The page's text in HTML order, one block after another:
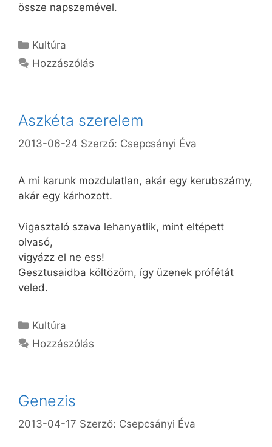
össze napszemével.
Kategória
Kultúra
Hozzászólás
Aszkéta szerelem
2013-06-24 Szerző: Csepcsányi Éva
A mi karunk mozdulatlan, akár egy kerubszárny,
akár egy kárhozott.
Vigasztaló szava lehanyatlik, mint eltépett
olvasó,
vigyázz el ne ess!
Gesztusaidba költözöm, így üzenek prófétát
veled.
Kategória
Kultúra
Hozzászólás
Genezis
2013-04-17 Szerző: Csepcsányi Éva